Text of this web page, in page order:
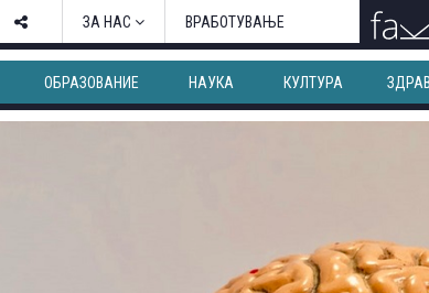
ЗА НАС ВРАБОТУВАЊЕ
ОБРАЗОВАНИЕ НАУКА КУЛТУРА